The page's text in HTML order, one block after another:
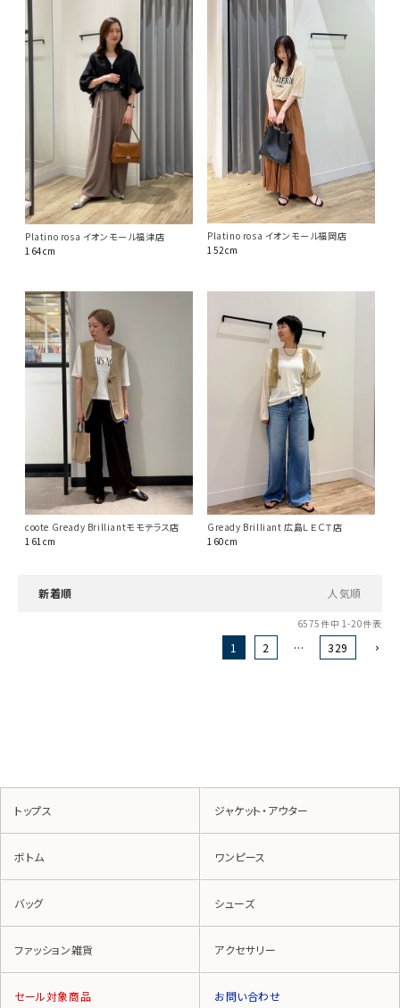
Platino rosa イオンモール福津店
164cm
Platino rosa イオンモール福岡店
152cm
coote Gready Brilliantモモテラス店
161cm
Gready Brilliant 広島ＬＥＣＴ店
160cm
新着順 人気順
6575 件中 1-20件表示
1 2 … 329
トップス ジャケット・アウター
ボトム ワンピース
バッグ シューズ
ファッション雑貨 アクセサリー
セール対象商品 お問い合わせ